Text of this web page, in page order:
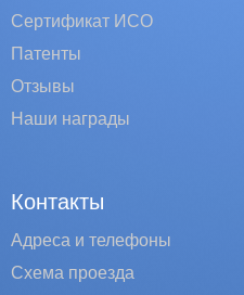
Сертификат ИСО
Патенты
Отзывы
Наши награды
Контакты
Адреса и телефоны
Схема проезда